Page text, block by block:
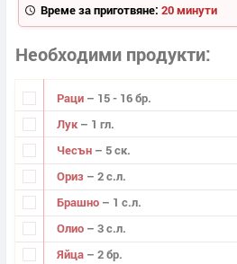
Време за приготвяне: 20 минути
Необходими продукти
Раци – 15 - 16 бр.
Лук – 1 гл.
Чесън – 5 ск.
Ориз – 2 с.л.
Брашно – 1 с.л.
Олио – 3 с.л.
Яйца – 2 бр.